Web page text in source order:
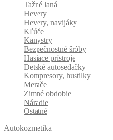
Tažné laná
Hevery
Hevery, navijáky
Kľúče
Kanystry
Bezpečnostné šróby
Hasiace prístroje
Detské autosedačky
Kompresory, hustilky
Merače
Zimné obdobie
Náradie
Ostatné
Autokozmetika